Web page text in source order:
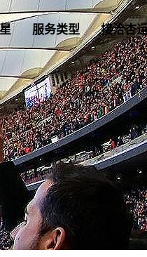
服务类型 接洽杏